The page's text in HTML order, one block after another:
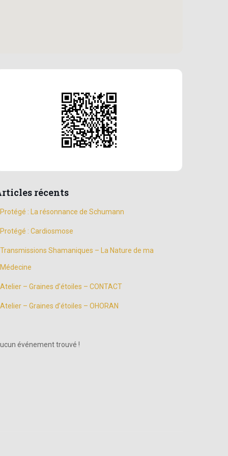
récents
Protégé : La résonnance de Schumann
Protégé : Cardiosmose
Transmissions Shamaniques – La Nature de ma
Médecine
Atelier – Graines d’étoiles – CONTACT
Atelier – Graines d’étoiles – OHORAN
événement trouvé !